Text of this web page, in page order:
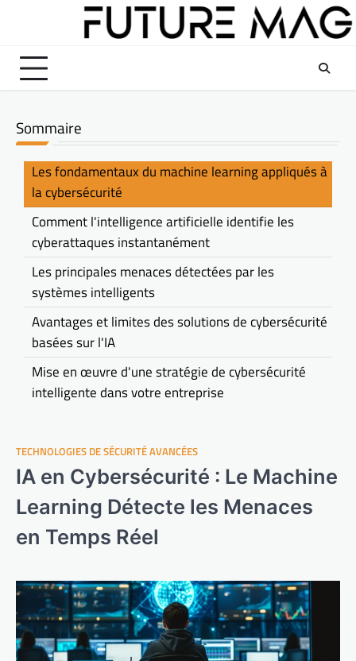
TECHNOLOGIES DE SÉCURITÉ AVANCÉES
IA en Cybersécurité : Le Machine
Learning Détecte les Menaces
en Temps Réel
Sommaire
Les fondamentaux du machine learning appliqués à
la cybersécurité
Comment l'intelligence artificielle identifie les
cyberattaques instantanément
Les principales menaces détectées par les
systèmes intelligents
Avantages et limites des solutions de cybersécurité
basées sur l'IA
Mise en œuvre d'une stratégie de cybersécurité
intelligente dans votre entreprise